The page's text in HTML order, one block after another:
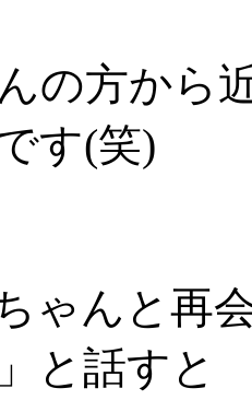
の方から
す(笑)
ゃんと再
と話すと